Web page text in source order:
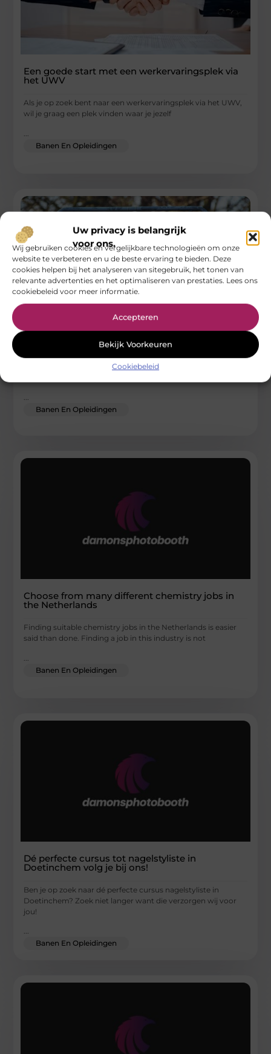
Uw privacy is belangrijk
voor ons.
Wij gebruiken cookies en vergelijkbare technologieën om onze
website te verbeteren en u de beste ervaring te bieden. Deze
cookies helpen bij het analyseren van sitegebruik, het tonen van
relevante advertenties en het optimaliseren van prestaties. Lees ons
cookiebeleid voor meer informatie.
Accepteren
Bekijk Voorkeuren
Cookiebeleid
Een goede start met een werkervaringsplek via
het UWV
Als je op zoek bent naar een werkervaringsplek via het UWV,
wil je graag een plek vinden waar je jezelf
Banen En Opleidingen
Wat is de opleiding jongerencoach?
De opleiding jongerencoach is ontworpen voor professionals
die jongeren willen ondersteunen bij hun persoonlijke en
...
Banen En Opleidingen
Choose from many different chemistry jobs in
the Netherlands
Finding suitable chemistry jobs in the Netherlands is easier
said than done. Finding a job in this industry is not
Banen En Opleidingen
Dé perfecte cursus tot nagelstyliste in
Doetinchem volg je bij ons!
Ben je op zoek naar dé perfecte cursus nagelstyliste in
Doetinchem? Zoek niet langer want die verzorgen wij voor
jou!
Banen En Opleidingen